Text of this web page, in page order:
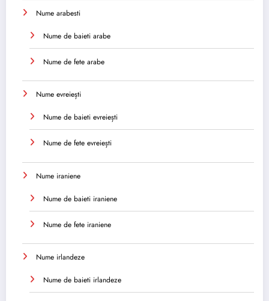
Nume arabesti
Nume de baieti arabe
Nume de fete arabe
Nume evreiești
Nume de baieti evreiești
Nume de fete evreiești
Nume iraniene
Nume de baieti iraniene
Nume de fete iraniene
Nume irlandeze
Nume de baieti irlandeze